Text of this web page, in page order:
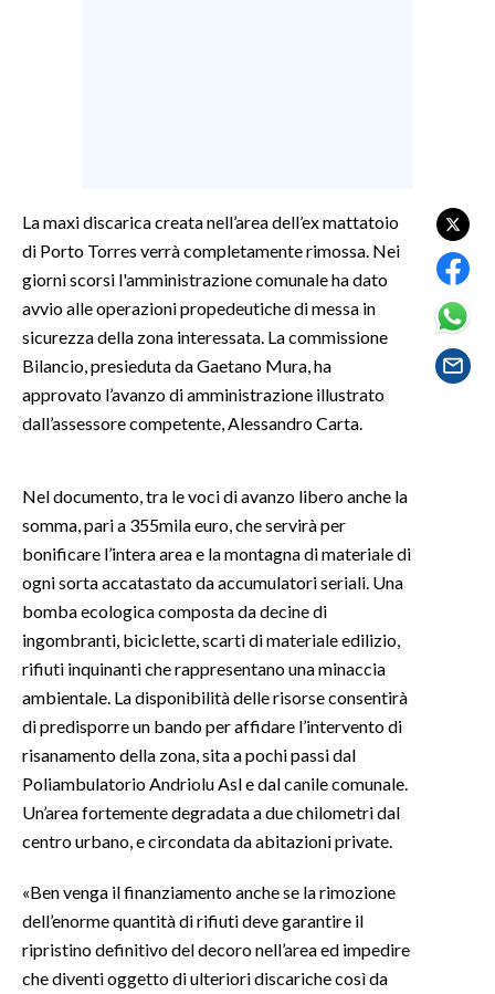
SPETTACOLI
SARDEGNA TURISMO
SARDI NEL MONDO
EVENTI
#CARAUNIONE
3 MINUTI CON
INSULARITÀ
INFO AZIENDE
ANNUNCI
NECROLOGI
PUBBLICITÀ
STORE
La maxi discarica creata nell’area dell’ex mattatoio
di Porto Torres verrà completamente rimossa. Nei
giorni scorsi l'amministrazione comunale ha dato
avvio alle operazioni propedeutiche di messa in
sicurezza della zona interessata. La commissione
Bilancio, presieduta da Gaetano Mura, ha
approvato l’avanzo di amministrazione illustrato
dall’assessore competente, Alessandro Carta.
Nel documento, tra le voci di avanzo libero anche la
somma, pari a 355mila euro, che servirà per
bonificare l’intera area e la montagna di materiale di
ogni sorta accatastato da accumulatori seriali. Una
bomba ecologica composta da decine di
ingombranti, biciclette, scarti di materiale edilizio,
rifiuti inquinanti che rappresentano una minaccia
ambientale. La disponibilità delle risorse consentirà
di predisporre un bando per affidare l’intervento di
risanamento della zona, sita a pochi passi dal
Poliambulatorio Andriolu Asl e dal canile comunale.
Un’area fortemente degradata a due chilometri dal
centro urbano, e circondata da abitazioni private.
«Ben venga il finanziamento anche se la rimozione
dell’enorme quantità di rifiuti deve garantire il
ripristino definitivo del decoro nell’area ed impedire
che diventi oggetto di ulteriori discariche così da